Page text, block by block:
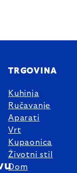
TRGOVINA
Kuhinja
Ručavanje
Aparati
Vrt
Kupaonica
Životni stil
Dom